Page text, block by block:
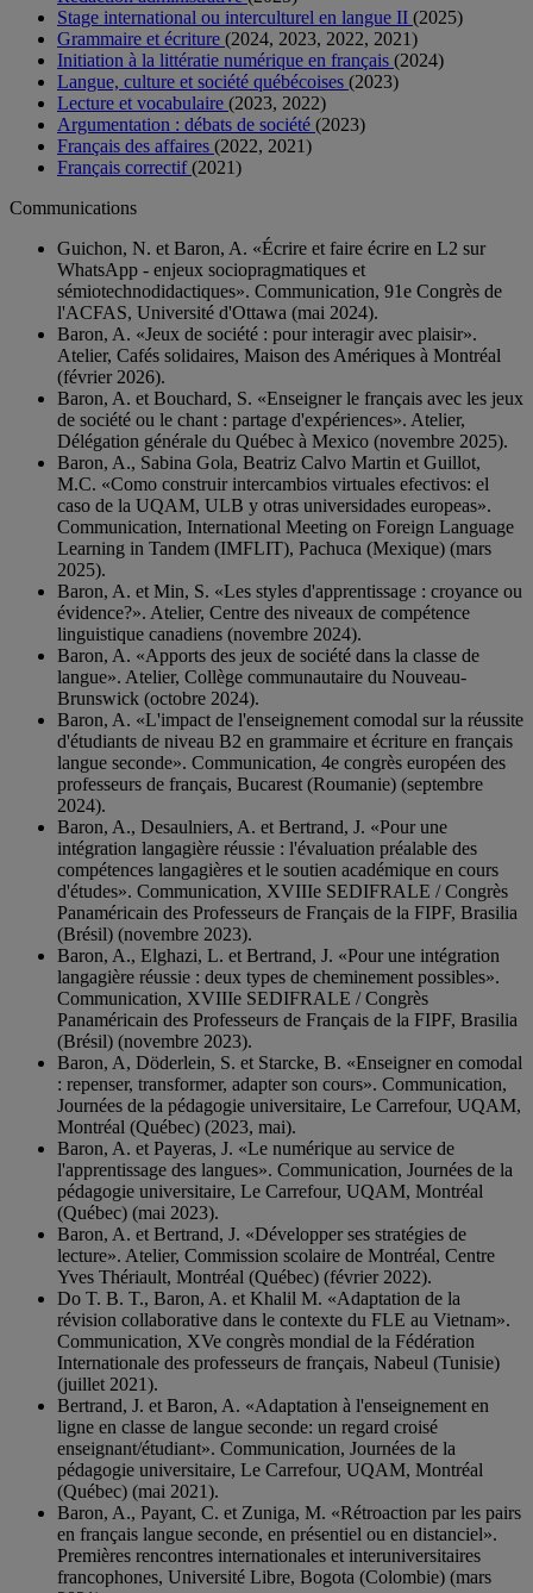
Stage international ou interculturel en langue II (2025)
Grammaire et écriture (2024, 2023, 2022, 2021)
Initiation à la littératie numérique en français (2024)
Langue, culture et société québécoises (2023)
Lecture et vocabulaire (2023, 2022)
Argumentation : débats de société (2023)
Français des affaires (2022, 2021)
Français correctif(2021)
Communications
Guichon, N. et Baron, A. «Écrire et faire écrire en L2 sur
WhatsApp - enjeux sociopragmatiques et
sémiotechnodidactiques». Communication, 91e Congrès de
l'ACFAS, Université d'Ottawa (mai 2024).
Baron, A. «Jeux de société : pour interagir avec plaisir».
Atelier, Cafés solidaires, Maison des Amériques à Montréal
(février 2026).
Baron, A. et Bouchard, S. «Enseigner le français avec les jeux
de société ou le chant : partage d'expériences». Atelier,
Délégation générale du Québec à Mexico (novembre 2025).
Baron, A., Sabina Gola, Beatriz Calvo Martin et Guillot,
M.C. «Como construir intercambios virtuales efectivos: el
caso de la UQAM, ULB y otras universidades europeas».
Communication, International Meeting on Foreign Language
Learning in Tandem (IMFLIT), Pachuca (Mexique) (mars
2025).
Baron, A. et Min, S. «Les styles d'apprentissage : croyance ou
évidence?». Atelier, Centre des niveaux de compétence
linguistique canadiens (novembre 2024).
Baron, A. «Apports des jeux de société dans la classe de
langue». Atelier, Collège communautaire du Nouveau-
Brunswick (octobre 2024).
Baron, A. «L'impact de l'enseignement comodal sur la réussite
d'étudiants de niveau B2 en grammaire et écriture en français
langue seconde». Communication, 4e congrès européen des
professeurs de français, Bucarest (Roumanie) (septembre
2024).
Baron, A., Desaulniers, A. et Bertrand, J. «Pour une
intégration langagière réussie : l'évaluation préalable des
compétences langagières et le soutien académique en cours
d'études». Communication, XVIIIe SEDIFRALE / Congrès
Panaméricain des Professeurs de Français de la FIPF, Brasilia
(Brésil) (novembre 2023).
Baron, A., Elghazi, L. et Bertrand, J. «Pour une intégration
langagière réussie : deux types de cheminement possibles».
Communication, XVIIIe SEDIFRALE / Congrès
Panaméricain des Professeurs de Français de la FIPF, Brasilia
(Brésil) (novembre 2023).
Baron, A, Döderlein, S. et Starcke, B. «Enseigner en comodal
: repenser, transformer, adapter son cours». Communication,
Journées de la pédagogie universitaire, Le Carrefour, UQAM,
Montréal (Québec) (2023, mai).
Baron, A. et Payeras, J. «Le numérique au service de
l'apprentissage des langues». Communication, Journées de la
pédagogie universitaire, Le Carrefour, UQAM, Montréal
(Québec) (mai 2023).
Baron, A. et Bertrand, J. «Développer ses stratégies de
lecture». Atelier, Commission scolaire de Montréal, Centre
Yves Thériault, Montréal (Québec) (février 2022).
Do T. B. T., Baron, A. et Khalil M. «Adaptation de la
révision collaborative dans le contexte du FLE au Vietnam».
Communication, XVe congrès mondial de la Fédération
Internationale des professeurs de français, Nabeul (Tunisie)
(juillet 2021).
Bertrand, J. et Baron, A. «Adaptation à l'enseignement en
ligne en classe de langue seconde: un regard croisé
enseignant/étudiant». Communication, Journées de la
pédagogie universitaire, Le Carrefour, UQAM, Montréal
(Québec) (mai 2021).
Baron, A., Payant, C. et Zuniga, M. «Rétroaction par les pairs
en français langue seconde, en présentiel ou en distanciel».
Premières rencontres internationales et interuniversitaires
francophones, Université Libre, Bogota (Colombie) (mars